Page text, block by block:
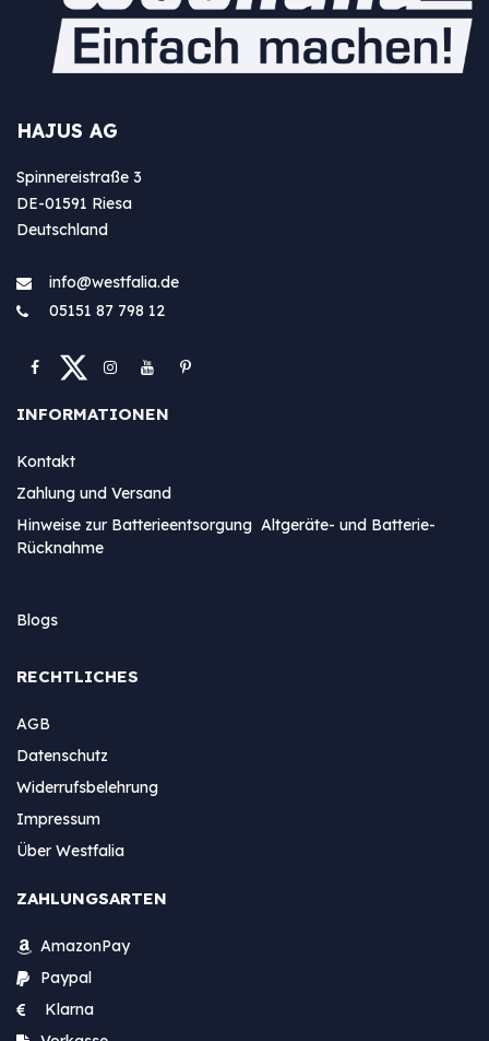
HAJUS AG
Spinnereistraße 3
DE-01591 Riesa
Deutschland
info@westfa​lia.de
05151 87 798 12
INFORMATIONEN
Kontakt
Zahlung und Versand
Hinweise zur Batterieentsorgung Altgeräte- und Batterie-
Rücknahme
Blogs
RECHTLICHES
AGB
Datenschutz
Widerrufsbelehrung
Impressum
Über Westfalia
ZAHLUNGSARTEN
AmazonPay
Paypal
Klarna